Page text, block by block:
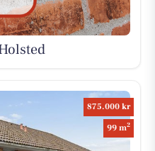
875.000 kr
99 m2